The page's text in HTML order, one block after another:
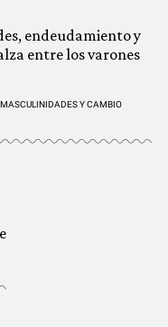
endeudamiento y
entre los varones
Y CAMBIO